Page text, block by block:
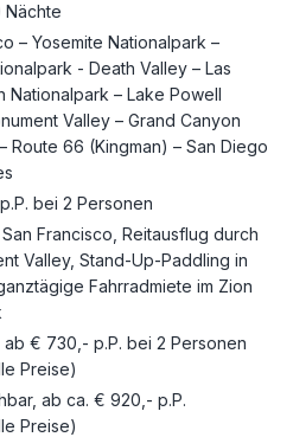
Nächte
– Yosemite Nationalpark –
- Death Valley – Las
Nationalpark – Lake Powell
Valley – Grand Canyon
Route 66 (Kingman) – San Diego
bei 2 Personen
Francisco, Reitausflug durch
Valley, Stand-Up-Paddling in
Fahrradmiete im Zion
ab € 730,- p.P. bei 2 Personen
Preise)
ab ca. € 920,- p.P.
Preise)